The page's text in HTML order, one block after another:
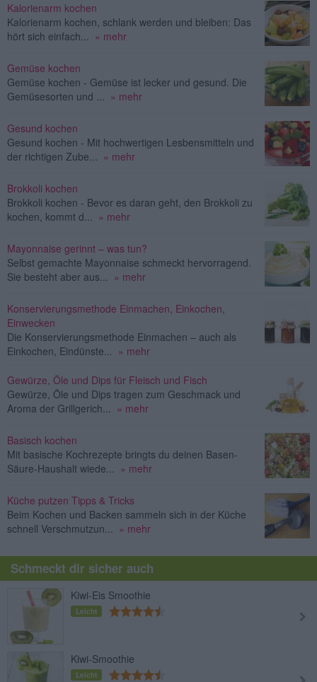
Kalorienarm kochen
Kalorienarm kochen, schlank werden und bleiben: Das
hört sich einfach... » mehr
Gemüse kochen
Gemüse kochen - Gemüse ist lecker und gesund. Die
Gemüsesorten und ... » mehr
Gesund kochen
Gesund kochen - Mit hochwertigen Lesbensmitteln und
der richtigen Zube... » mehr
Brokkoli kochen
Brokkoli kochen - Bevor es daran geht, den Brokkoli zu
kochen, kommt d... » mehr
Mayonnaise gerinnt – was tun?
Selbst gemachte Mayonnaise schmeckt hervorragend.
Sie besteht aber aus... » mehr
Konservierungsmethode Einmachen, Einkochen,
Einwecken
Die Konservierungsmethode Einmachen – auch als
Einkochen, Eindünste... » mehr
Gewürze, Öle und Dips für Fleisch und Fisch
Gewürze, Öle und Dips tragen zum Geschmack und
Aroma der Grillgerich... » mehr
Basisch kochen
Mit basische Kochrezepte bringts du deinen Basen-
Säure-Haushalt wiede... » mehr
Küche putzen Tipps & Tricks
Beim Kochen und Backen sammeln sich in der Küche
schnell Verschmutzun... » mehr
Schmeckt dir sicher auch
Kiwi-Eis Smoothie
Leicht
Kiwi-Smoothie
Leicht